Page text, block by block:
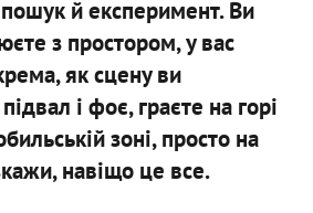
й експеримент. Ви
з простором, у вас
як сцену ви
і фоє, граєте на горі
зоні, просто на
навіщо це все.